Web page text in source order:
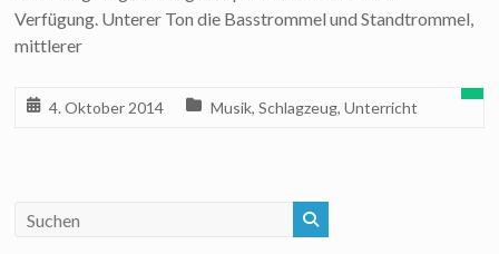
Verfügung. Unterer Ton die Basstrommel und Standtrommel,
mittlerer
4. Oktober 2014 Musik,Schlagzeug,Unterricht